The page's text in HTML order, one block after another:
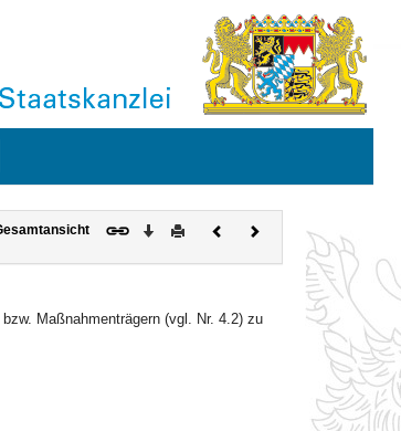
Download
DruckenVorherigesNächstes
Dokument
Maßnahmenträgern (vgl. Nr. 4.2) zu